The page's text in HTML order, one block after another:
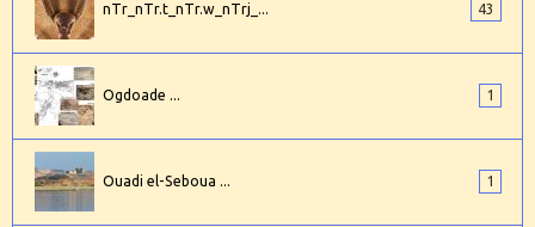
nTr_nTr.t_nTr.w_nTrj_... 43
Ogdoade ... 1
Ouadi el-Seboua ... 1